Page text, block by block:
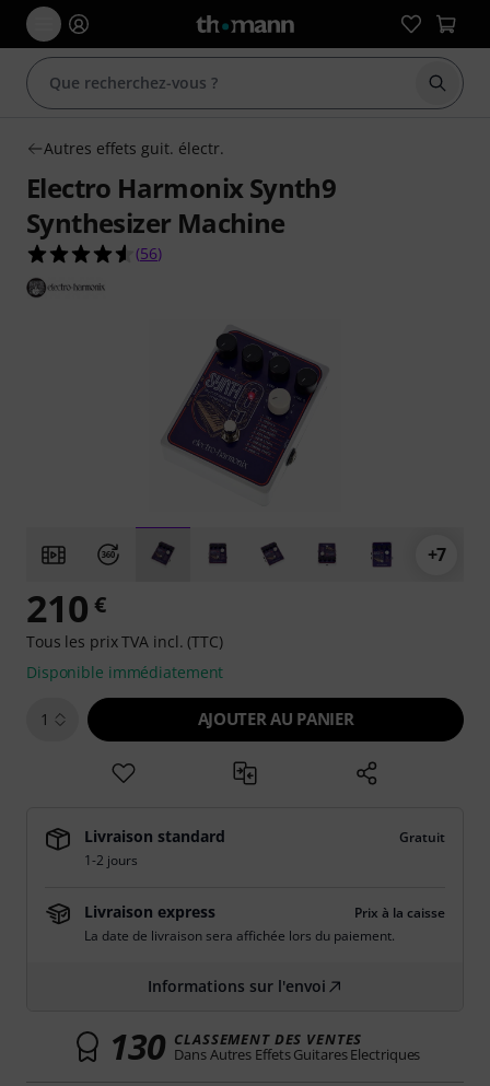
Autres effets guit. électr.
Electro Harmonix Synth9
Synthesizer Machine
4.6 étoiles sur 5 d'après 56 évaluations clients
(56)
+7
210 €
Tous les prix TVA incl. (TTC)
Disponible immédiatement
1 AJOUTER AU PANIER
Livraison standard
Gratuit
1-2 jours
Livraison express
Prix à la caisse
La date de livraison sera affichée lors du paiement.
Informations sur l'envoi
130 CLASSEMENT DES VENTES
Dans Autres Effets Guitares Electriques